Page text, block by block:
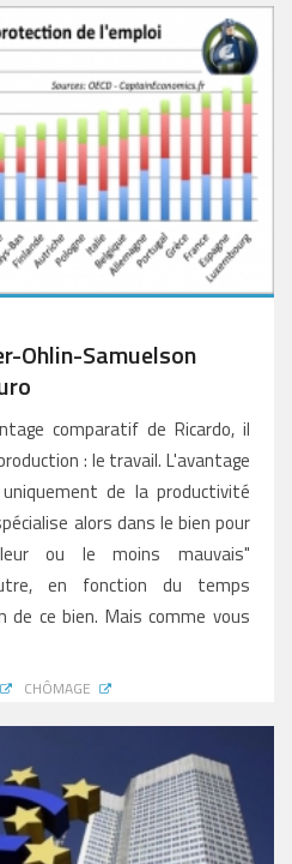
Ohlin-Samuelson
comparatif de Ricardo, il
: le travail. L'avantage
de la productivité
alors dans le bien pour
ou le moins mauvais"
en fonction du temps
de ce bien. Mais comme vous
CHÔMAGE